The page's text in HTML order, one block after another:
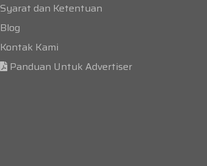
Syarat dan Ketentuan
Blog
Kontak Kami
Panduan Untuk Advertiser